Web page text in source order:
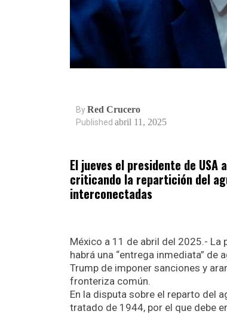
ByRed Crucero
Published abril 11, 2025
El jueves el presidente de
criticando la repartición del
interconectadas
México a 11 de abril del 2025.- La
habrá una “entrega inmediata”
Trump de imponer sanciones y
fronteriza común.
En la disputa sobre el reparto del
tratado de 1944, por el que debe